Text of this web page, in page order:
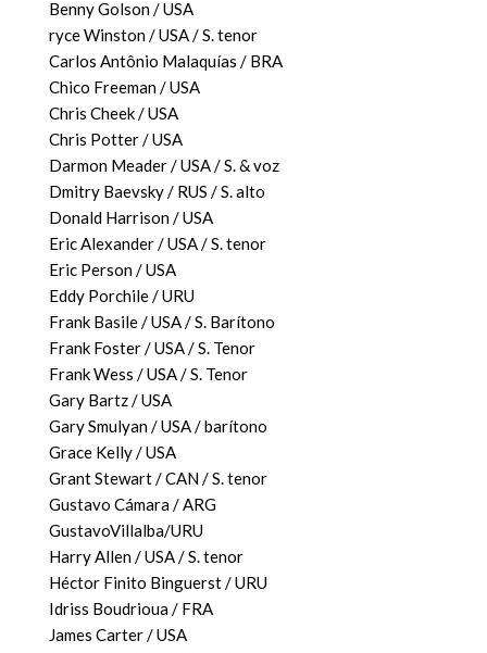
Benny Golson / USA
ryce Winston / USA / S. tenor
Carlos Antônio Malaquías / BRA
Chico Freeman / USA
Chris Cheek / USA
Chris Potter / USA
Darmon Meader / USA / S. & voz
Dmitry Baevsky / RUS / S. alto
Donald Harrison / USA
Eric Alexander / USA / S. tenor
Eric Person / USA
Eddy Porchile / URU
Frank Basile / USA / S. Barítono
Frank Foster / USA / S. Tenor
Frank Wess / USA / S. Tenor
Gary Bartz / USA
Gary Smulyan / USA / barítono
Grace Kelly / USA
Grant Stewart / CAN / S. tenor
Gustavo Cámara / ARG
GustavoVillalba/URU
Harry Allen / USA / S. tenor
Héctor Finito Binguerst / URU
Idriss Boudrioua / FRA
James Carter / USA